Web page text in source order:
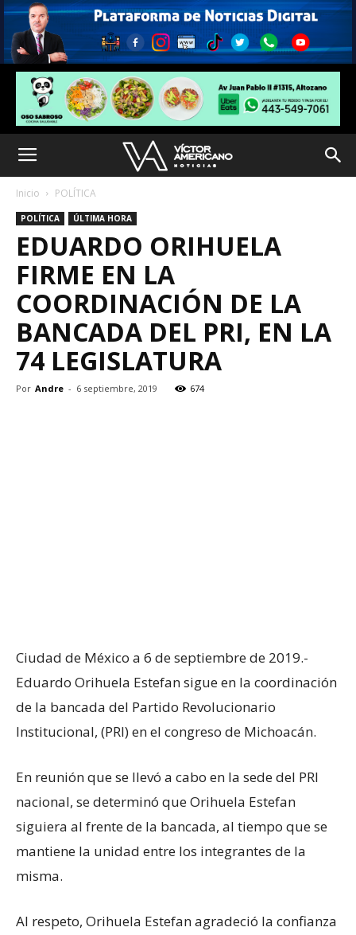
Inicio POLÍTICA
POLÍTICA ÚLTIMA HORA
EDUARDO ORIHUELA
FIRME EN LA
COORDINACIÓN DE LA
BANCADA DEL PRI, EN LA
74 LEGISLATURA
Por Andre - 6 septiembre, 2019 674
Ciudad de México a 6 de septiembre de 2019.-
Eduardo Orihuela Estefan sigue en la coordinación
de la bancada del Partido Revolucionario
Institucional, (PRI) en el congreso de Michoacán.
En reunión que se llevó a cabo en la sede del PRI
nacional, se determinó que Orihuela Estefan
siguiera al frente de la bancada, al tiempo que se
mantiene la unidad entre los integrantes de la
misma.
Al respeto, Orihuela Estefan agradeció la confianza